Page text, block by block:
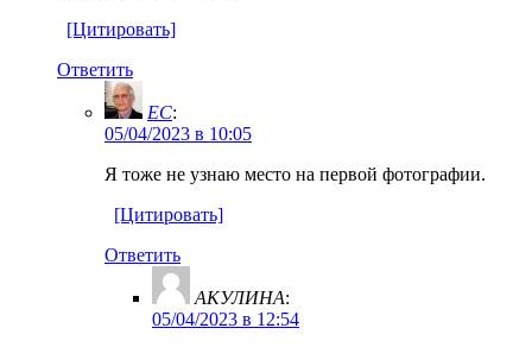
[Цитировать]
Ответить
EC:
05/04/2023 в 10:05
Я тоже не узнаю место на первой фотографии.
[Цитировать]
Ответить
АКУЛИНА:
05/04/2023 в 12:54